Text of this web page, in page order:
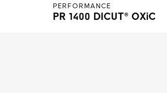
PERFORMANCE
PR 1400 DICUT® OXiC